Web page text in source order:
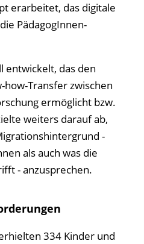
erarbeitet, das digitale
PädagogInnen-
entwickelt, das den
Transfer zwischen
ermöglicht bzw.
weiters darauf ab,
-
als auch was die
- anzusprechen.
334 Kinder und